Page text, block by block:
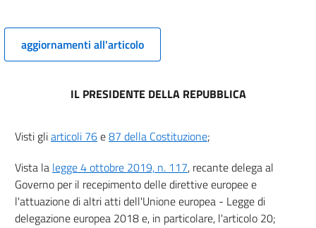
9
Titolo IV
SORGENTI NATURALI DI RADIAZIONI IONIZZANTI
Sezione I
10
12
13
14
aggiornamenti all'articolo
IL PRESIDENTE DELLA REPUBBLICA
Visti gliarticoli 76e87 della Costituzione;
Vista la legge 4 ottobre 2019, n. 117, recante delega al
Governo per il recepimento delle direttive europee e
l'attuazione di altri atti dell'Unione europea - Legge di
delegazione europea 2018 e, in particolare, l'articolo 20;